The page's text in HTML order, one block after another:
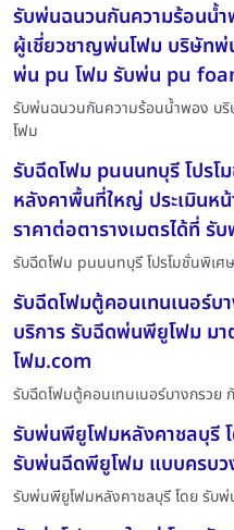
รับพ่นฉนวนกันความร้อนน้
ผู้เชี่ยวชาญพ่นโฟม บริษัทพ่
พ่น pu โฟม รับพ่น pu
รับพ่นฉนวนกันความร้อนน้ำพอง บ
โฟม
รับฉีดโฟม puนนทบุรี โปรโ
หลังคาพื้นที่ใหญ่ ประเมินห
ราคาต่อตารางเมตรได้ที่
รับฉีดโฟม puนนทบุรี โปรโมชั่นพิเ
รับฉีดโฟมตู้คอนเทนเนอร์บ
บริการ รับฉีดพ่นพียูโฟม ม
โฟม.com
รับฉีดโฟมตู้คอนเทนเนอร์บางกรวย
รับพ่นพียูโฟมหลังคาชลบุรี
รับพ่นฉีดพียูโฟม แบบครบว
รับพ่นพียูโฟมหลังคาชลบุรี โดย รับ